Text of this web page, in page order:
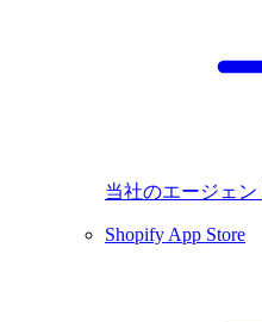
当社のエージェ
Shopify App Store